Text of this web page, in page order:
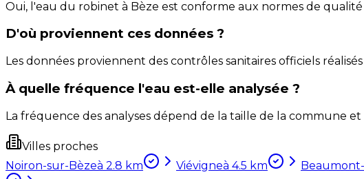
Oui, l'eau du robinet à Bèze est conforme aux normes de
D'où proviennent ces données ?
Les données proviennent des contrôles sanitaires officiels
À quelle fréquence l'eau est-elle analysée ?
La fréquence des analyses dépend de la taille de la commune
Villes proches
Noiron-sur-Bèzeà 2.8 km Viévigneà 4.5 km